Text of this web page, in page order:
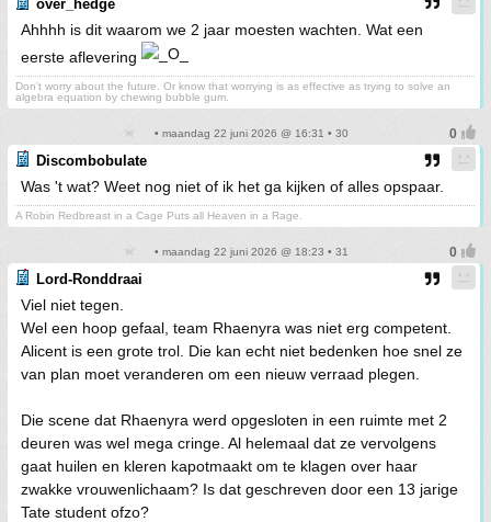
over_hedge
Ahhhh is dit waarom we 2 jaar moesten wachten. Wat een
eerste aflevering
Don't worry about the future. Or know that worrying is as effective as trying to solve an
algebra equation by chewing bubble gum.
• maandag 22 juni 2026 @ 16:31 • 30
Discombobulate
Was 't wat? Weet nog niet of ik het ga kijken of alles opspaar.
A Robin Redbreast in a Cage Puts all Heaven in a Rage.
• maandag 22 juni 2026 @ 18:23 • 31
Lord-Ronddraai
Viel niet tegen.
Wel een hoop gefaal, team Rhaenyra was niet erg competent.
Alicent is een grote trol. Die kan echt niet bedenken hoe snel ze
van plan moet veranderen om een nieuw verraad plegen.
Die scene dat Rhaenyra werd opgesloten in een ruimte met 2
deuren was wel mega cringe. Al helemaal dat ze vervolgens
gaat huilen en kleren kapotmaakt om te klagen over haar
zwakke vrouwenlichaam? Is dat geschreven door een 13 jarige
Tate student ofzo?